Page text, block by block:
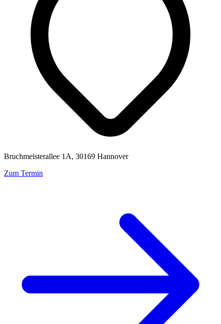
Bruchmeisterallee 1A, 30169 Hannover
Zum Termin